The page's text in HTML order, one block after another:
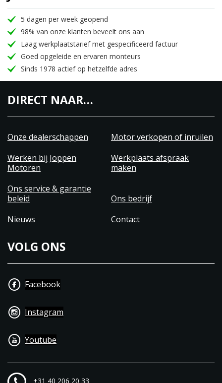
5 dagen per week geopend
98% van onze klanten beveelt ons aan
Laag werkplaatstarief met gespecificeerd factuur
Goed opgeleide en ervaren monteurs
Sinds 1978 actief op hetzelfde adres
DIRECT NAAR…
Onze dealerschappen
Motor verkopen of inruilen
Werken bij Joppen
Motoren
Werkplaats afspraak
maken
Ons service & garantie
beleid
Ons bedrijf
Nieuws
Contact
VOLG ONS
Facebook
Instagram
Youtube
+31 40 206 20 33